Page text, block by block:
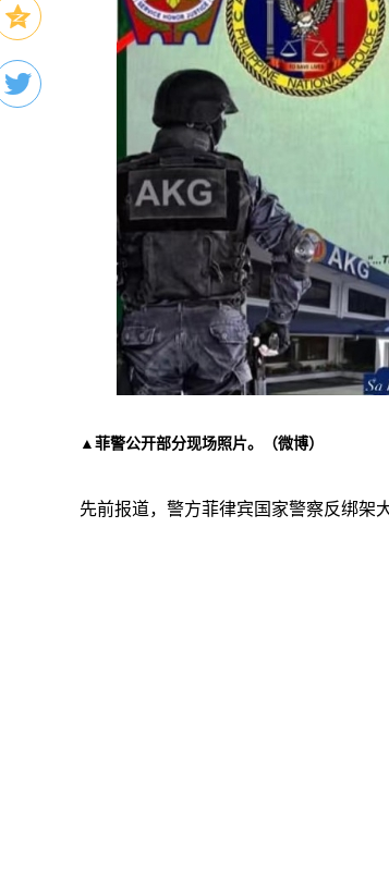
▲菲警公开部分现场照片。（微博）
先前报道，警方菲律宾国家警察反绑架